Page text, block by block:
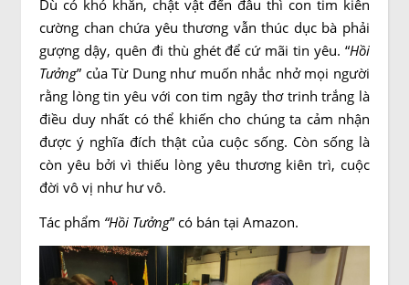
Dù có khó khăn, chật vật đến đâu thì con tim kiên
cường chan chứa yêu thương vẫn thúc dục bà phải
gượng dậy, quên đi thù ghét để cứ mãi tin yêu. “Hồi
Tưởng” của Từ Dung như muốn nhắc nhở mọi người
rằng lòng tin yêu với con tim ngây thơ trinh trắng là
điều duy nhất có thể khiến cho chúng ta cảm nhận
được ý nghĩa đích thật của cuộc sống. Còn sống là
còn yêu bởi vì thiếu lòng yêu thương kiên trì, cuộc
đời vô vị như hư vô.
Tác phẩm “Hồi Tưởng” có bán tại Amazon.